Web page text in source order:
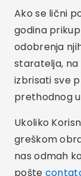
Ako se lični
godina
odobrenja
staratelja, na
izbrisati sve
prethodnog
Ukoliko
greškom
nas odmah
pošte